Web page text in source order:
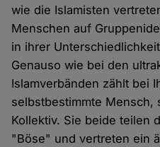
wie die Islamisten
Menschen auf
in ihrer
Genauso wie bei den
Islamverbänden zählt bei
selbstbestimmte Mensch,
Kollektiv. Sie beide teilen
"Böse" und vertreten ein